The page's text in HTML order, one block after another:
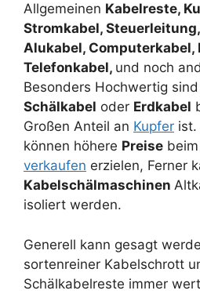
Allgemeinen Kabelreste,
Stromkabel,
Alukabel, Computerkabel,
Telefonkabel, und noch
Besonders Hochwertig
Schälkabel oder Erdkabel
Großen Anteil an Kupfer ist.
können höhere Preise
verkaufen erzielen, Ferner
Kabelschälmaschinen
isoliert werden.
Generell kann gesagt
sortenreiner Kabelschrott
Schälkabelreste immer